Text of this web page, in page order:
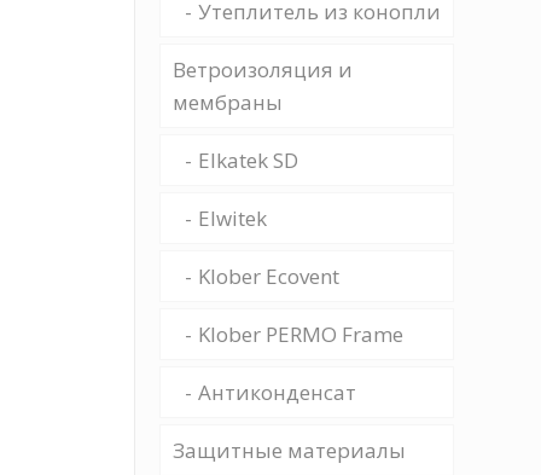
Утеплитель из конопли
Ветроизоляция и
мембраны
Elkatek SD
Elwitek
Klober Ecovent
Klober PERMO Frame
Антиконденсат
Защитные материалы